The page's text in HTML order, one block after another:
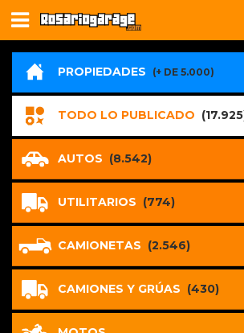
PROPIEDADES (+ DE 5.000)
TODO LO PUBLICADO
AUTOS (8.542)
UTILITARIOS (774)
CAMIONETAS (2.546)
CAMIONES Y GRÚAS (430)